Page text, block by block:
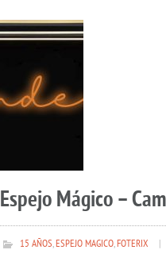
Espejo Mágico –
15 AÑOS,ESPEJO MAGICO,FOTERIX